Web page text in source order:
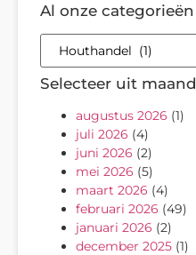
Al onze categorieën
Selecteer uit maand
augustus 2026 (1)
juli 2026 (4)
juni 2026 (2)
mei 2026 (5)
maart 2026 (4)
februari 2026 (49)
januari 2026 (2)
december 2025 (1)